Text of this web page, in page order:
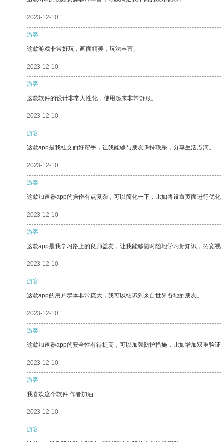
2023-12-10
游客
这款游戏非常好玩，画面精美，玩法丰富。
2023-12-10
游客
这款软件的设计非常人性化，使用起来非常舒服。
2023-12-10
游客
这款app是我社交的好帮手，让我能够与朋友保持联系，分享生活点滴。
2023-12-10
游客
这款加速器app的操作有点复杂，可以简化一下，比如将设置页面进行优
2023-12-10
游客
这款app是我学习路上的良师益友，让我能够随时随地学习新知识，拓宽
2023-12-10
游客
这款app的用户群体非常庞大，我可以结识到来自世界各地的朋友。
2023-12-10
游客
这款加速器app的安全性有待提高，可以加强防护措施，比如增加双重验
2023-12-10
游客
我喜欢这个软件 作者加油
2023-12-10
游客